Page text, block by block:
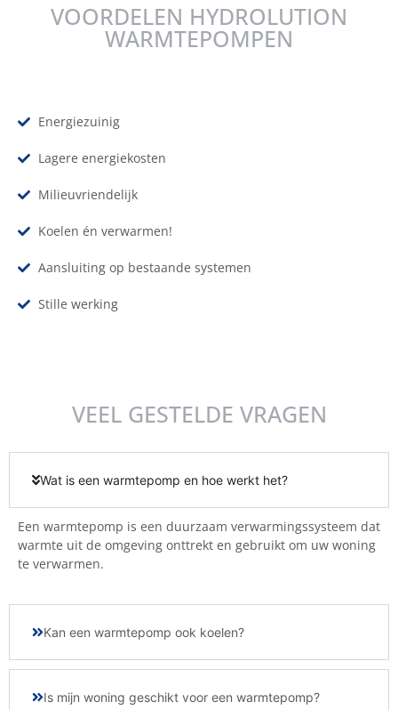
VOORDELEN HYDROLUTION
WARMTEPOMPEN
Energiezuinig
Lagere energiekosten
Milieuvriendelijk
Koelen én verwarmen!
Aansluiting op bestaande systemen
Stille werking
VEEL GESTELDE VRAGEN
Wat is een warmtepomp en hoe werkt het?
Een warmtepomp is een duurzaam verwarmingssysteem dat
warmte uit de omgeving onttrekt en gebruikt om uw woning
te verwarmen.
Kan een warmtepomp ook koelen?
Is mijn woning geschikt voor een warmtepomp?